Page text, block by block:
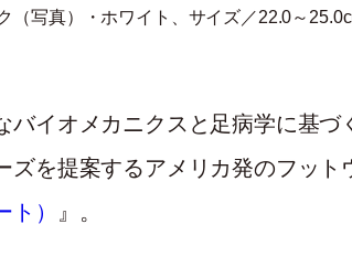
（写真）・ホワイト、サイズ／22.0～
バイオメカニクスと足病学に基
ズを提案するアメリカ発のフット
ト）
』。